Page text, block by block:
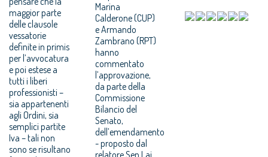
maggior parte
delle clausole
vessatorie
definite in primis
per l’avvocatura
e poi estese a
tutti i liberi
professionisti –
sia appartenenti
agli Ordini, sia
semplici partite
Iva – tali non
sono se risultano
Marina
Calderone (CUP)
e Armando
Zambrano (RPT)
hanno
commentato
l’approvazione,
da parte della
Commissione
Bilancio del
Senato,
dell’emendamento
- proposto dal
relatore Sen.Lai